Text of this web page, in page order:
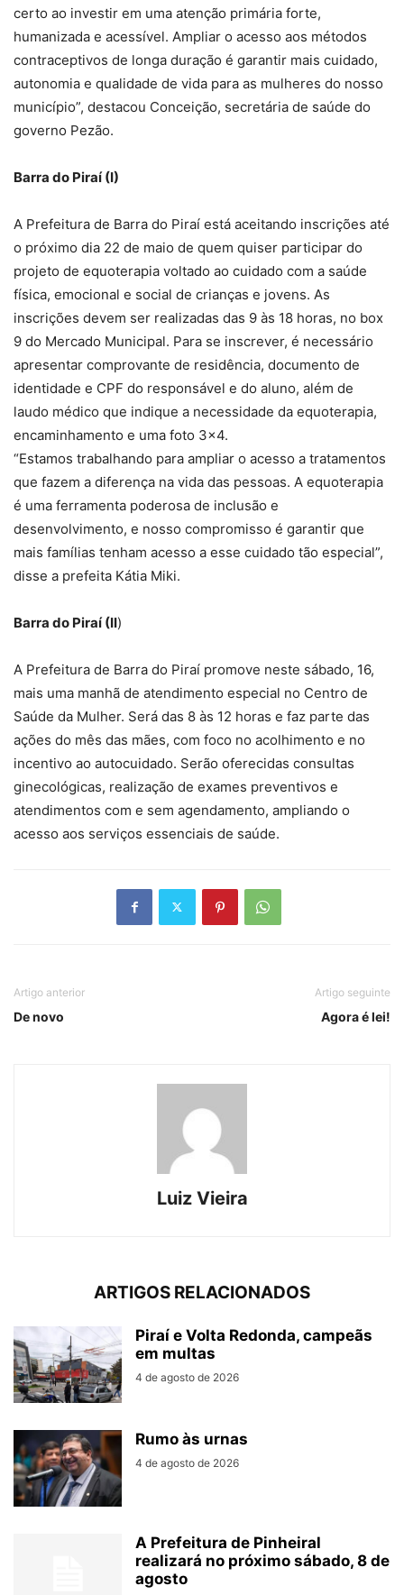
certo ao investir em uma atenção primária forte,
humanizada e acessível. Ampliar o acesso aos métodos
contraceptivos de longa duração é garantir mais cuidado,
autonomia e qualidade de vida para as mulheres do nosso
município”, destacou Conceição, secretária de saúde do
governo Pezão.
Barra do Piraí (I)
A Prefeitura de Barra do Piraí está aceitando inscrições até
o próximo dia 22 de maio de quem quiser participar do
projeto de equoterapia voltado ao cuidado com a saúde
física, emocional e social de crianças e jovens. As
inscrições devem ser realizadas das 9 às 18 horas, no box
9 do Mercado Municipal. Para se inscrever, é necessário
apresentar comprovante de residência, documento de
identidade e CPF do responsável e do aluno, além de
laudo médico que indique a necessidade da equoterapia,
encaminhamento e uma foto 3×4.
“Estamos trabalhando para ampliar o acesso a tratamentos
que fazem a diferença na vida das pessoas. A equoterapia
é uma ferramenta poderosa de inclusão e
desenvolvimento, e nosso compromisso é garantir que
mais famílias tenham acesso a esse cuidado tão especial”,
disse a prefeita Kátia Miki.
Barra do Piraí (II)
A Prefeitura de Barra do Piraí promove neste sábado, 16,
mais uma manhã de atendimento especial no Centro de
Saúde da Mulher. Será das 8 às 12 horas e faz parte das
ações do mês das mães, com foco no acolhimento e no
incentivo ao autocuidado. Serão oferecidas consultas
ginecológicas, realização de exames preventivos e
atendimentos com e sem agendamento, ampliando o
acesso aos serviços essenciais de saúde.
Artigo anterior
De novo
Artigo seguinte
Agora é lei!
Luiz Vieira
ARTIGOS RELACIONADOS
Piraí e Volta Redonda, campeãs
em multas
4 de agosto de 2026
Rumo às urnas
4 de agosto de 2026
A Prefeitura de Pinheiral
realizará no próximo sábado, 8 de
agosto